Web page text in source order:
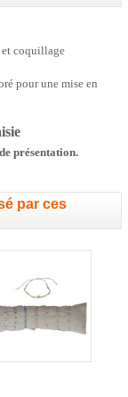
et coquillage
pour une mise en
présentation.
par ces